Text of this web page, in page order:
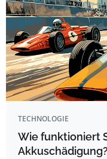
TECHNOLOGIE
Wie funktioniert
Akkuschädigung?